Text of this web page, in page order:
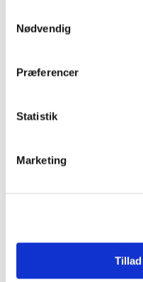
Nødvendig
Præferencer
Statistik
Marketing
VARIGHED
Online
Deltid